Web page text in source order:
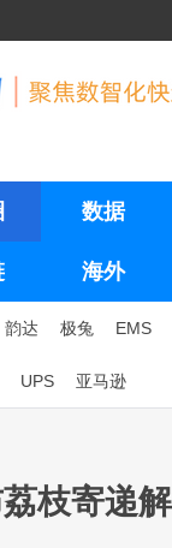
数据
海外
韵达 极兔 EMS
UPS 亚马逊
枝寄递